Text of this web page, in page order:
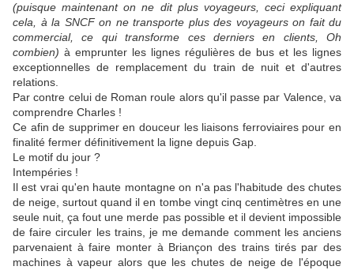
(puisque maintenant on ne dit plus voyageurs, ceci expliquant
cela, à la SNCF on ne transporte plus des voyageurs on fait du
commercial, ce qui transforme ces derniers en clients, Oh
combien) à emprunter les lignes régulières de bus et les lignes
exceptionnelles de remplacement du train de nuit et d'autres
relations.
Par contre celui de Roman roule alors qu'il passe par Valence, va
comprendre Charles !
Ce afin de supprimer en douceur les liaisons ferroviaires pour en
finalité fermer définitivement la ligne depuis Gap.
Le motif du jour ?
Intempéries !
Il est vrai qu'en haute montagne on n'a pas l'habitude des chutes
de neige, surtout quand il en tombe vingt cinq centimètres en une
seule nuit, ça fout une merde pas possible et il devient impossible
de faire circuler les trains, je me demande comment les anciens
parvenaient à faire monter à Briançon des trains tirés par des
machines à vapeur alors que les chutes de neige de l'époque